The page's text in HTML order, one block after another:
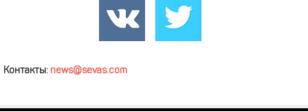
Контакты: news@sevas.com